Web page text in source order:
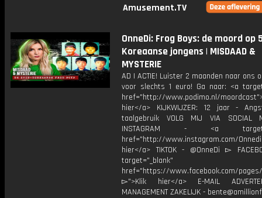
Amusement.TV
OnneDi: Frog Boys: de moord op
Koreaanse jongens | MISDAAD &
MYSTERIE
AD | ACTIE! Luister 2 maanden naar ons
voor slechts 1 euro! Ga naar: <a
href="http://www.podimo.nl/
hier</a> KIJKWIJZER: 12 jaar -
taalgebruik VOLG MIJ VIA SOCIAL
INSTAGRAM - <a
href="http://www.instagram.com/
hier</a> TIKTOK - @OnneDi ▻
target="_blank"
href="https://www.facebook.com/pages/
▻">Klik hier</a> E-MAIL
MANAGEMENT ZAKELIJK -